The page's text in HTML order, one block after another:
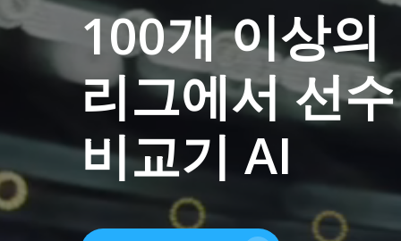
100개이상의
리그에서선수
비교기 AI